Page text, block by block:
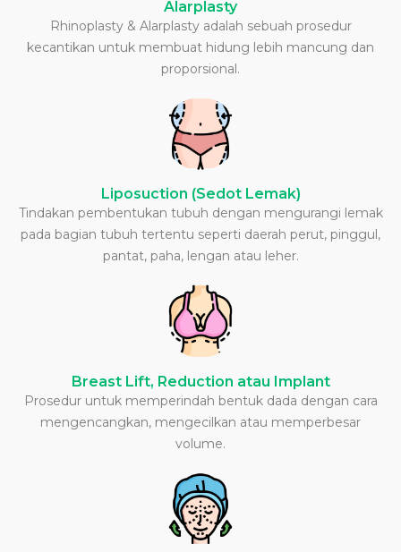
Alarplasty
Rhinoplasty & Alarplasty adalah sebuah prosedur
kecantikan untuk membuat hidung lebih mancung dan
proporsional.
Liposuction (Sedot Lemak)
Tindakan pembentukan tubuh dengan mengurangi lemak
pada bagian tubuh tertentu seperti daerah perut, pinggul,
pantat, paha, lengan atau leher.
Breast Lift, Reduction atau Implant
Prosedur untuk memperindah bentuk dada dengan cara
mengencangkan, mengecilkan atau memperbesar
volume.